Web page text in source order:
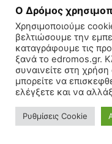
Εγγραφή συνδρομητή
©
Ο Δρόμος
Χρησιμοποιούμε
βελτιώσουμε την
καταγράφουμε τις
ξανά το edromos.gr.
συναινείτε στη
μπορείτε να
ελέγξετε και να
Ρυθμίσεις Cookie